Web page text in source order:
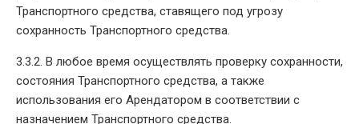
Транспортного средства, ставящего под угрозу
сохранность Транспортного средства.
3.3.2. В любое время осуществлять проверку сохранности,
состояния Транспортного средства, а также
использования его Арендатором в соответствии с
назначением Транспортного средства.